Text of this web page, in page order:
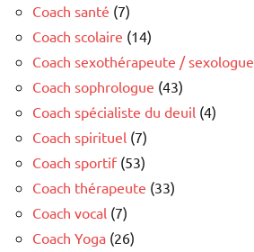
Coach santé (7)
Coach scolaire (14)
Coach sexothérapeute / sexologue
Coach sophrologue (43)
Coach spécialiste du deuil (4)
Coach spirituel (7)
Coach sportif(53)
Coach thérapeute (33)
Coach vocal (7)
Coach Yoga (26)